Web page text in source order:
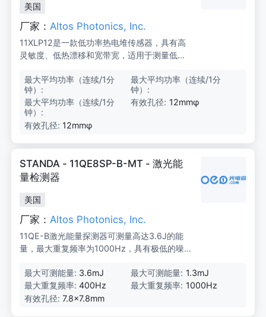
衰
减
器）
美国
厂家： Altos Photonics, Inc.
11XLP12是一款低功率热电堆传感器，具有高
灵敏度、低热漂移和宽带宽，适用于测量低功
最大平均功率（连续/1分
钟）:
3
W/
3
W
最大平均功率（连续/1分
钟）:
最大平均功率（连续/1分
钟）:
3
有效孔径: 12mmφ
有效孔径: 12mmφ
STANDA - 11QE8SP-B-MT - 激光能
量检测器
美国
厂家： Altos Photonics, Inc.
11QE-B激光能量探测器可测量高达3.6J的能
量，最大重复频率为1000Hz，具有极低的噪
实验室应用。
最大可测能量: 3.6mJ 最大可测能量: 1.3mJ
最大重复频率: 400Hz 最大重复频率: 1000Hz
有效孔径: 7.8×7.8mm